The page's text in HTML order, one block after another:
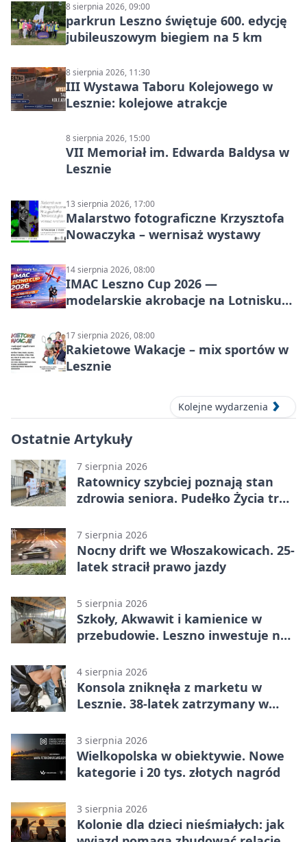
8 sierpnia 2026, 09:00
parkrun Leszno świętuje 600. edycję
jubileuszowym biegiem na 5 km
8 sierpnia 2026, 11:30
III Wystawa Taboru Kolejowego w
Lesznie: kolejowe atrakcje
8 sierpnia 2026, 15:00
VII Memoriał im. Edwarda Baldysa w
Lesznie
13 sierpnia 2026, 17:00
Malarstwo fotograficzne Krzysztofa
Nowaczyka – wernisaż wystawy
14 sierpnia 2026, 08:00
IMAC Leszno Cup 2026 —
modelarskie akrobacje na Lotnisku
17 sierpnia 2026, 08:00
Rakietowe Wakacje – mix sportów w
Lesznie
Kolejne wydarzenia
Ostatnie Artykuły
7 sierpnia 2026
Ratownicy szybciej poznają stan
zdrowia seniora. Pudełko Życia trafi
7 sierpnia 2026
Nocny drift we Włoszakowicach. 25-
latek stracił prawo jazdy
5 sierpnia 2026
Szkoły, Akwawit i kamienice w
przebudowie. Leszno inwestuje na
4 sierpnia 2026
Konsola zniknęła z marketu w
Lesznie. 38-latek zatrzymany w
3 sierpnia 2026
Wielkopolska w obiektywie. Nowe
kategorie i 20 tys. złotych nagród
3 sierpnia 2026
Kolonie dla dzieci nieśmiałych: jak